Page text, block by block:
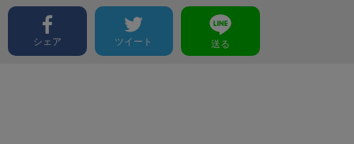
シェア ツイート 送る